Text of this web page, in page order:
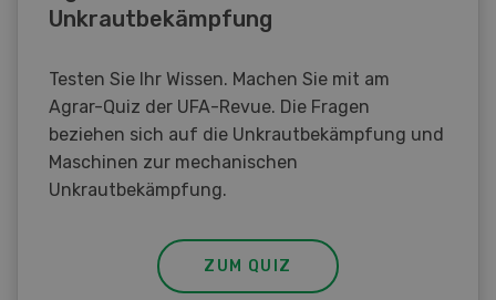
Unkrautbekämpfung
Testen Sie Ihr Wissen. Machen Sie mit am
Agrar-Quiz der UFA-Revue. Die Fragen
beziehen sich auf die Unkrautbekämpfung und
Maschinen zur mechanischen
Unkrautbekämpfung.
ZUM QUIZ